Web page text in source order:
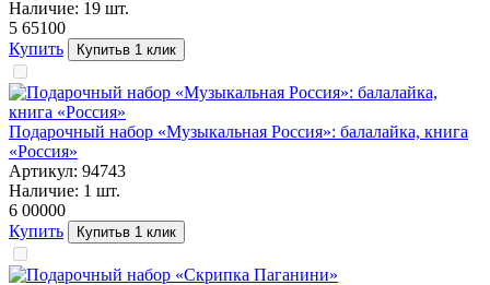
Наличие: 19 шт.
5 65100
Купить
Купитьв 1 клик
Подарочный набор «Музыкальная Россия»: балалайка, книга
«Россия»
Артикул: 94743
Наличие: 1 шт.
6 00000
Купить
Купитьв 1 клик